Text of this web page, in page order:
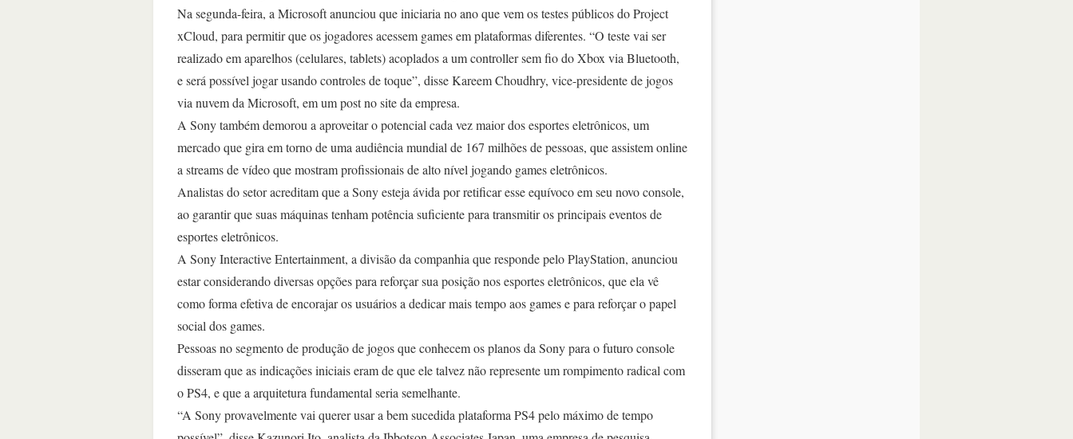
Na segunda-feira, a Microsoft anunciou que iniciaria no ano que vem os testes públicos do Project
xCloud, para permitir que os jogadores acessem games em plataformas diferentes. “O teste vai ser
realizado em aparelhos (celulares, tablets) acoplados a um controller sem fio do Xbox via Bluetooth,
e será possível jogar usando controles de toque”, disse Kareem Choudhry, vice-presidente de jogos
via nuvem da Microsoft, em um post no site da empresa.
A Sony também demorou a aproveitar o potencial cada vez maior dos esportes eletrônicos, um
mercado que gira em torno de uma audiência mundial de 167 milhões de pessoas, que assistem online
a streams de vídeo que mostram profissionais de alto nível jogando games eletrônicos.
Analistas do setor acreditam que a Sony esteja ávida por retificar esse equívoco em seu novo console,
ao garantir que suas máquinas tenham potência suficiente para transmitir os principais eventos de
esportes eletrônicos.
A Sony Interactive Entertainment, a divisão da companhia que responde pelo PlayStation, anunciou
estar considerando diversas opções para reforçar sua posição nos esportes eletrônicos, que ela vê
como forma efetiva de encorajar os usuários a dedicar mais tempo aos games e para reforçar o papel
social dos games.
Pessoas no segmento de produção de jogos que conhecem os planos da Sony para o futuro console
disseram que as indicações iniciais eram de que ele talvez não represente um rompimento radical com
o PS4, e que a arquitetura fundamental seria semelhante.
“A Sony provavelmente vai querer usar a bem sucedida plataforma PS4 pelo máximo de tempo